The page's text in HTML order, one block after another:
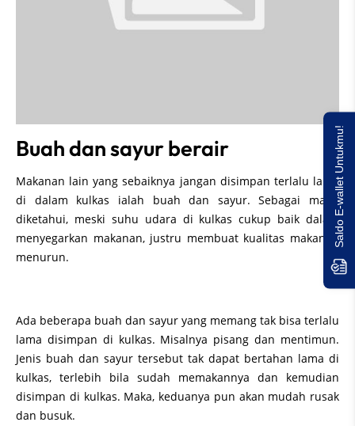
Buah dan sayur berair
Makanan lain yang sebaiknya jangan disimpan terlalu lama
di dalam kulkas ialah buah dan sayur. Sebagai mana
diketahui, meski suhu udara di kulkas cukup baik dalam
menyegarkan makanan, justru membuat kualitas makanan
menurun.
Ada beberapa buah dan sayur yang memang tak bisa terlalu
lama disimpan di kulkas. Misalnya pisang dan mentimun.
Jenis buah dan sayur tersebut tak dapat bertahan lama di
kulkas, terlebih bila sudah memakannya dan kemudian
disimpan di kulkas. Maka, keduanya pun akan mudah rusak
dan busuk.
Saldo E-wallet Untukmu!